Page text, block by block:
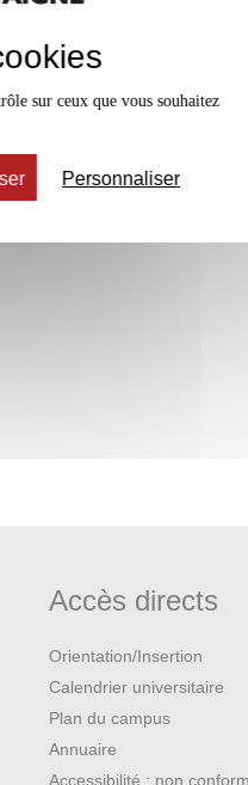
Accès directs
Orientation/Insertion
Calendrier universitaire
Plan du campus
Annuaire
Accessibilité : non
sur ceux que vous souhaitez
Personnaliser